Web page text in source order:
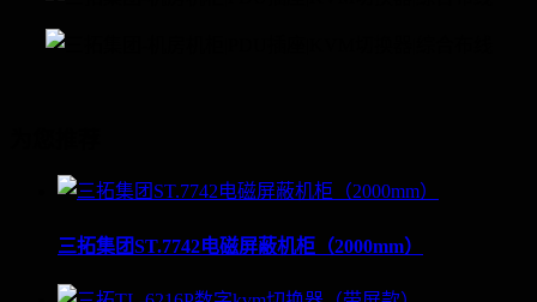
三拓集团ST.7742电磁屏蔽机柜（2000mm）